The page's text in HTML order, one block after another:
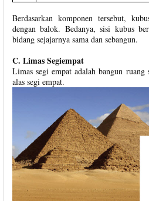
Berdasarkan komponen tersebut,
dengan balok. Bedanya, sisi kubus
bidang sejajarnya sama dan sebangun.
C. Limas Segiempat
Limas segi empat adalah bangun
alas segi empat.